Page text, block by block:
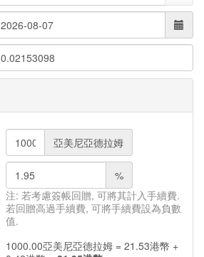
0.02153098
亞美尼亞德拉姆
%
注: 若考慮簽帳回贈, 可將其計入手續費.
若回贈高過手續費, 可將手續費設為負數
值.
1000.00亞美尼亞德拉姆 = 21.53港幣 +